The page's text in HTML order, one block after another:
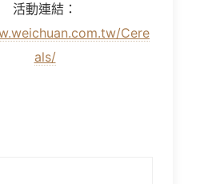
活動連結：
Cere
als/